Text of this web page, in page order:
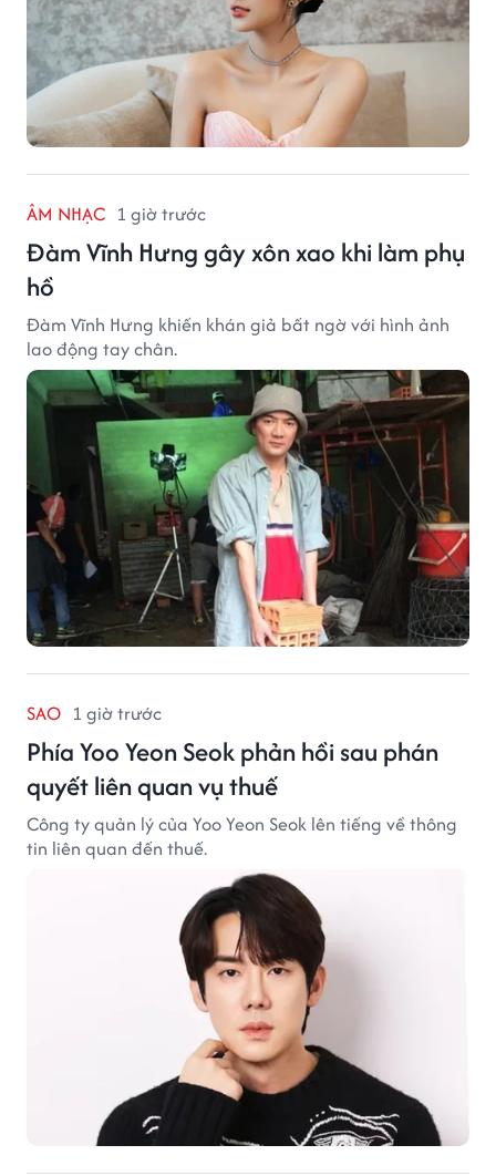
ÂM NHẠC 1 giờ trước
Đàm Vĩnh Hưng gây xôn xao khi làm phụ
hồ
Đàm Vĩnh Hưng khiến khán giả bất ngờ với hình ảnh
lao động tay chân.
SAO 1 giờ trước
Phía Yoo Yeon Seok phản hồi sau phán
quyết liên quan vụ thuế
Công ty quản lý của Yoo Yeon Seok lên tiếng về thông
tin liên quan đến thuế.